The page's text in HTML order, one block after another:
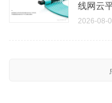
线网云
2026-08-